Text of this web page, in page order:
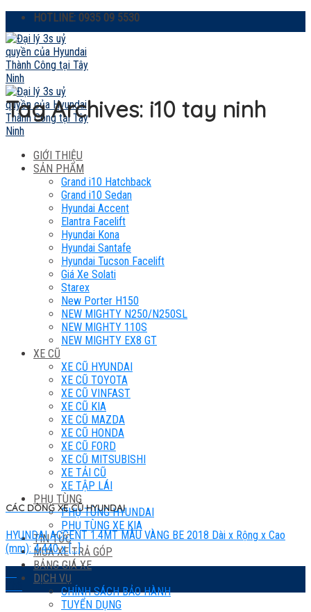
Skip
to
content
HOTLINE: 0935 09 5530
GIỚI THIỆU
SẢN PHẨM
Grand i10 Hatchback
Grand i10 Sedan
Hyundai Accent
Elantra Facelift
Hyundai Kona
Hyundai Santafe
Hyundai Tucson Facelift
Giá Xe Solati
Starex
New Porter H150
NEW MIGHTY N250/N250SL
NEW MIGHTY 110S
NEW MIGHTY EX8 GT
XE CŨ
XE CŨ HYUNDAI
XE CŨ TOYOTA
XE CŨ VINFAST
XE CŨ KIA
XE CŨ MAZDA
XE CŨ HONDA
XE CŨ FORD
XE CŨ MITSUBISHI
XE TẢI CŨ
XE TẬP LÁI
PHỤ TÙNG
PHỤ TÙNG HYUNDAI
PHỤ TÙNG XE KIA
TIN TỨC
MUA XE TRẢ GÓP
BẢNG GIÁ XE
DỊCH VỤ
CHÍNH SÁCH BẢO HÀNH
TUYỂN DỤNG
Tag Archives: i10 tay ninh
CÁC DÒNG XE CŨ HYUNDAI
HYUNDAI ACCENT 1.4MT MÀU VÀNG BE 2018 Dài x Rộng x Cao
(mm): 4,440 x [...]